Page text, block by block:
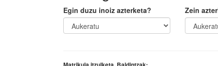
Egin duzu inoiz azterketa? Zein